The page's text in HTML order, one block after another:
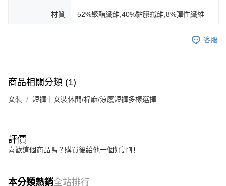
材質 52%聚酯纖維,40%黏膠纖維,8%彈性纖維
客服
商品相關分類 (1)
女裝 短褲｜女裝休閒/棉麻/涼感短褲多樣選擇
評價
喜歡這個商品嗎？購買後給他一個好評吧
本分類熱銷全站排行